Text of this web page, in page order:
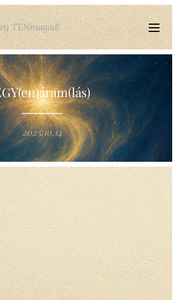
TENmagad!
2025.10.14